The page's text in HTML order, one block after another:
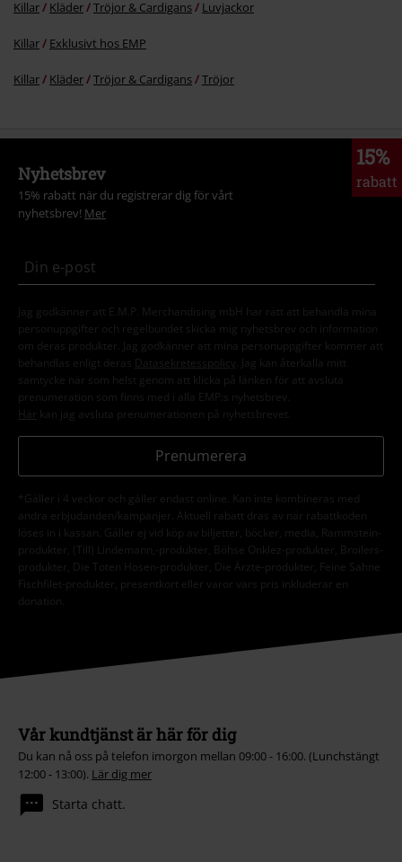
Killar Kläder Tröjor & Cardigans Luvjackor
Killar Exklusivt hos EMP
Killar Kläder Tröjor & Cardigans Tröjor
15%
rabatt
Nyhetsbrev
15% rabatt när du registrerar dig för vårt
nyhetsbrev! Mer
Jag godkänner att E.M.P. Merchandising mbH har rätt att behandla mina
personuppgifter och regelbundet skicka mig nyhetsbrev och information
om deras produkter. Jag godkänner att mina personuppgifter kommer att
behandlas enligt deras Datasekretesspolicy . Jag kan återkalla mitt
samtycke när som helst genom att klicka på länken för att avsluta
prenumeration som finns med i alla EMP:s nyhetsbrev.
Här kan jag avsluta prenumerationen på nyhetsbrevet.
Prenumerera
*Gäller i 4 veckor och gäller endast online. Kan inte kombineras med
andra erbjudanden/kampanjer. Aktuell rabatt dras av när rabattkoden
löses in i kassan. Gäller ej vid köp av biljetter, böcker, media, Rammstein-
produkter, (Till) Lindemann,-produkter, Böhse Onklez-produkter, Broilers-
produkter, Die Toten Hosen-produkter, Die Ärzte-produkter, Feine Sahne
Fischfilet-produkter, presentkort eller varor vars pris inkluderar en
donation.
Vår kundtjänst är här för dig
Du kan nå oss på telefon imorgon mellan 09:00 - 16:00. (Lunchstängt
12:00 - 13:00). Lär dig mer
Starta chatt.